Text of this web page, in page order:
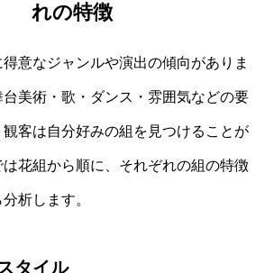
れの特徴
意なジャンルや演出の傾向がありま
美術・歌・ダンス・雰囲気などの要
客は自分好みの組を見つけることが
花組から順に、それぞれの組の特徴
析します。
タイル